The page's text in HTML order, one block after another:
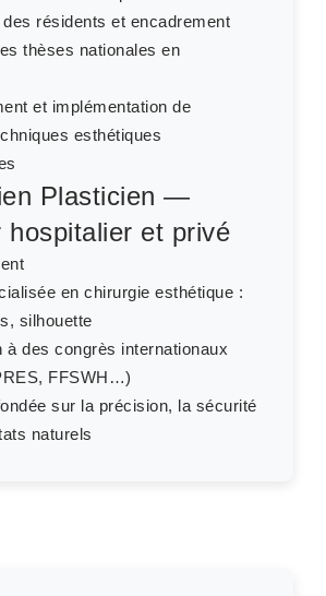
résidents et encadrement
thèses nationales en
et implémentation de
esthétiques
Plasticien —
hospitalier et privé
en chirurgie esthétique :
silhouette
à des congrès internationaux
FFSWH…)
sur la précision, la sécurité
naturels